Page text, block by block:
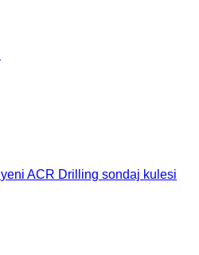
yeni ACR Drilling sondaj kulesi